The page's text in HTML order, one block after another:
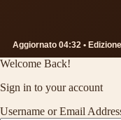
Aggiornato 04:32 •
Welcome Back!
Sign in to your account
Username or Email